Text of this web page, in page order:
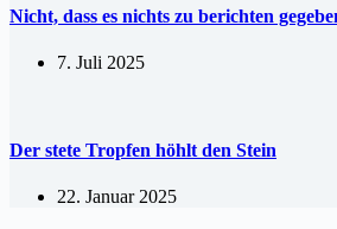
Nicht, dass es nichts zu berichten
7. Juli 2025
Der stete Tropfen höhlt den Stein
22. Januar 2025